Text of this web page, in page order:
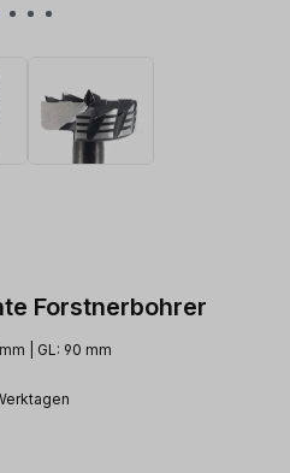
Forstnerbohrer
| GL: 90 mm